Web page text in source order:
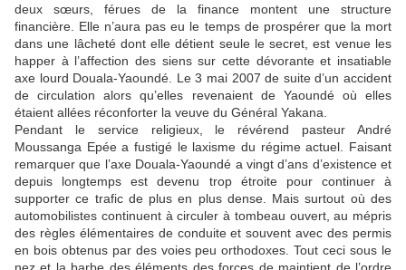
deux sœurs, férues de la finance montent une structure
financière. Elle n’aura pas eu le temps de prospérer que la mort
dans une lâcheté dont elle détient seule le secret, est venue les
happer à l’affection des siens sur cette dévorante et insatiable
axe lourd Douala-Yaoundé. Le 3 mai 2007 de suite d’un accident
de circulation alors qu’elles revenaient de Yaoundé où elles
étaient allées réconforter la veuve du Général Yakana.
Pendant le service religieux, le révérend pasteur André
Moussanga Epée a fustigé le laxisme du régime actuel. Faisant
remarquer que l’axe Douala-Yaoundé a vingt d’ans d’existence et
depuis longtemps est devenu trop étroite pour continuer à
supporter ce trafic de plus en plus dense. Mais surtout où des
automobilistes continuent à circuler à tombeau ouvert, au mépris
des règles élémentaires de conduite et souvent avec des permis
en bois obtenus par des voies peu orthodoxes. Tout ceci sous le